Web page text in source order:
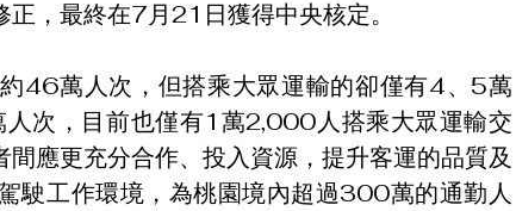
，最終在7月21日獲得中央核定。
46萬人次，但搭乘大眾運輸的卻僅有4、5萬
次，目前也僅有1萬2,000人搭乘大眾運輸交
應更充分合作、投入資源，提升客運的品質及
駛工作環境，為桃園境內超過300萬的通勤人